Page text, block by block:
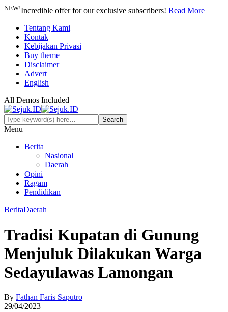
NEW!Incredible offer for our exclusive subscribers! Read More
Tentang Kami
Kontak
Kebijakan Privasi
Buy theme
Disclaimer
Advert
English
All Demos Included
Menu
Berita
Nasional
Daerah
Opini
Ragam
Pendidikan
BeritaDaerah
Tradisi Kupatan di Gunung
Menjuluk Dilakukan Warga
Sedayulawas Lamongan
By Fathan Faris Saputro
29/04/2023